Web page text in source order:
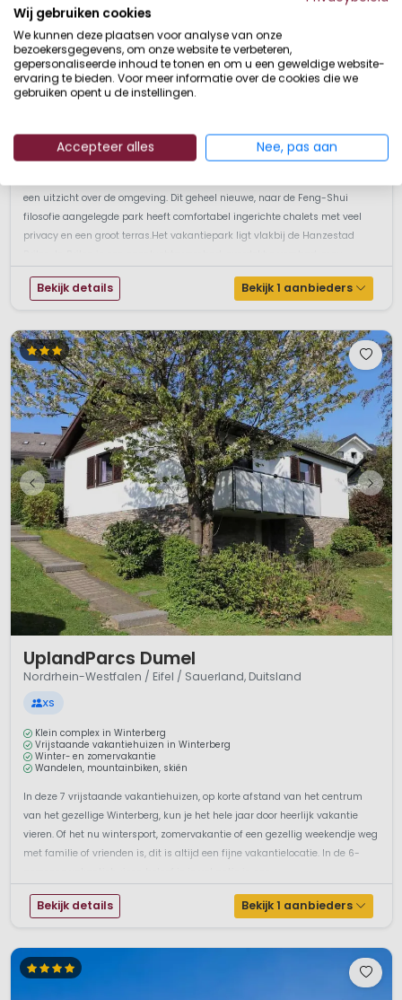
1 / 5
Brilon
Nordrhein-Westfalen / Eifel / Sauerland, Duitsland
XS Klein & Groen
Aan de rand van het bos
Vlakbij Hanzestad Brilon
een uitzicht over de omgeving. Dit geheel nieuwe, naar de Feng-Shui
filosofie aangelegde park heeft comfortabel ingerichte chalets met veel
privacy en een groot terras.Het vakantiepark ligt vlakbij de Hanzestad
Bekijk details Bekijk 1 aanbieders
UplandParcs Dumel
Nordrhein-Westfalen / Eifel / Sauerland, Duitsland
XS
Klein complex in Winterberg
Vrijstaande vakantiehuizen in Winterberg
Winter- en zomervakantie
Wandelen, mountainbiken, skiën
In deze 7 vrijstaande vakantiehuizen, op korte afstand van het centrum
van het gezellige Winterberg, kun je het hele jaar door heerlijk vakantie
vieren. Of het nu wintersport, zomervakantie of een gezellig weekendje weg
met familie of vrienden is, dit is altijd een fijne vakantielocatie. In de 6-
Bekijk details Bekijk 1 aanbieders
Wij gebruiken cookies
We kunnen deze plaatsen voor analyse van onze
bezoekersgegevens, om onze website te verbeteren,
gepersonaliseerde inhoud te tonen en om u een geweldige website-
ervaring te bieden. Voor meer informatie over de cookies die we
gebruiken opent u de instellingen.
Accepteer alles Nee, pas aan